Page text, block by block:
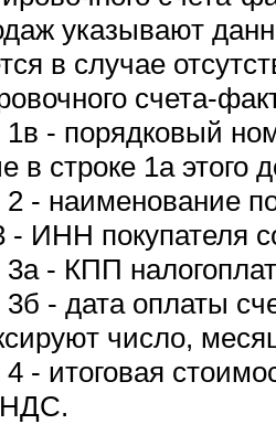
указывают
в случае
счета-
1в - порядковый
в строке 1а этого
- наименование
- ИНН покупателя
- КПП
- дата оплаты
число,
- итоговая
НДС.